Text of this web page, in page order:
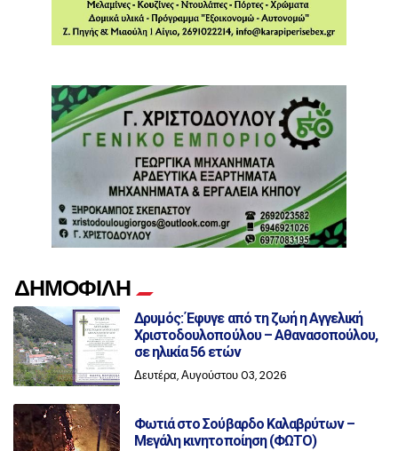
ΔΗΜΟΦΙΛΗ
Δρυμός: Έφυγε από τη ζωή η Αγγελική
Χριστοδουλοπούλου – Αθανασοπούλου,
σε ηλικία 56 ετών
Δευτέρα, Αυγούστου 03, 2026
Φωτιά στο Σούβαρδο Καλαβρύτων –
Μεγάλη κινητοποίηση (ΦΩΤΟ)